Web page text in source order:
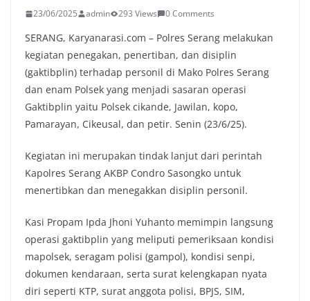
23/06/2025 admin 293 Views 0 Comments
SERANG, Karyanarasi.com – Polres Serang melakukan
kegiatan penegakan, penertiban, dan disiplin
(gaktibplin) terhadap personil di Mako Polres Serang
dan enam Polsek yang menjadi sasaran operasi
Gaktibplin yaitu Polsek cikande, Jawilan, kopo,
Pamarayan, Cikeusal, dan petir. Senin (23/6/25).
Kegiatan ini merupakan tindak lanjut dari perintah
Kapolres Serang AKBP Condro Sasongko untuk
menertibkan dan menegakkan disiplin personil.
Kasi Propam Ipda Jhoni Yuhanto memimpin langsung
operasi gaktibplin yang meliputi pemeriksaan kondisi
mapolsek, seragam polisi (gampol), kondisi senpi,
dokumen kendaraan, serta surat kelengkapan nyata
diri seperti KTP, surat anggota polisi, BPJS, SIM,